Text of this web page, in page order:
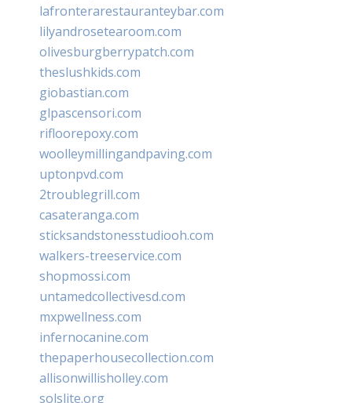
lafronterarestauranteybar.com
lilyandrosetearoom.com
olivesburgberrypatch.com
theslushkids.com
giobastian.com
glpascensori.com
rifloorepoxy.com
woolleymillingandpaving.com
uptonpvd.com
2troublegrill.com
casateranga.com
sticksandstonesstudiooh.com
walkers-treeservice.com
shopmossi.com
untamedcollectivesd.com
mxpwellness.com
infernocanine.com
thepaperhousecollection.com
allisonwillisholley.com
solslite.org